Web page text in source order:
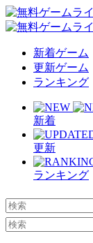
新着ゲーム
更新ゲーム
ランキング
新着
更新
ランキング